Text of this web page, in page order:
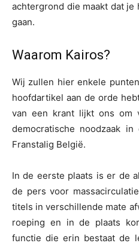
achtergrond die maakt dat
gaan.
Waarom Kairos?
Wij zullen hier enkele
hoofdartikel aan de orde
van een krant lijkt ons om
democratische noodzaak
Franstalig België.
In de eerste plaats is er de
de pers voor
titels in verschillende mate
roeping en in de plaats
functie die erin bestaat de